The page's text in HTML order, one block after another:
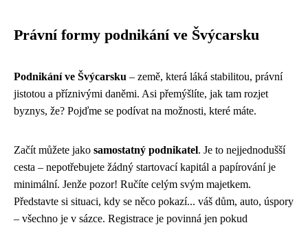
Právní formy podnikání ve Švýcarsku
Podnikání ve Švýcarsku – země, která láká stabilitou, právní
jistotou a příznivými daněmi. Asi přemýšlíte, jak tam rozjet
byznys, že? Pojďme se podívat na možnosti, které máte.
Začít můžete jako samostatný podnikatel. Je to nejjednodušší
cesta – nepotřebujete žádný startovací kapitál a papírování je
minimální. Jenže pozor! Ručíte celým svým majetkem.
Představte si situaci, kdy se něco pokazí... váš dům, auto, úspory
– všechno je v sázce. Registrace je povinná jen pokud